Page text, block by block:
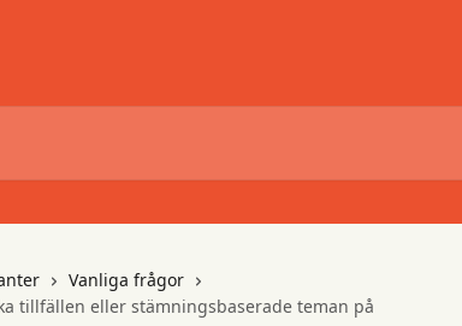
Vanliga frågor
tillfällen eller stämningsbaserade teman på